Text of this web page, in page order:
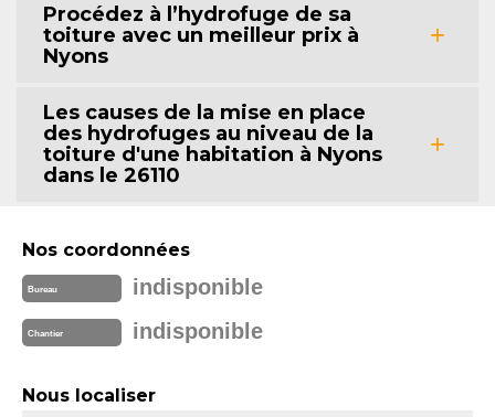
Procédez à l’hydrofuge de sa
toiture avec un meilleur prix à
Nyons
Les causes de la mise en place
des hydrofuges au niveau de la
toiture d'une habitation à Nyons
dans le 26110
Nos coordonnées
Bureau indisponible
Chantier indisponible
Nous localiser